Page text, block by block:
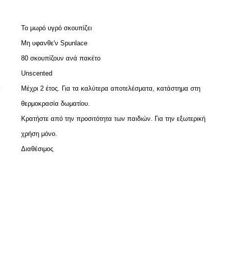
Το μωρό υγρό σκουπίζει
Μη υφανθε'ν Spunlace
80 σκουπίζουν ανά πακέτο
Unscented
Μέχρι 2 έτος. Για τα καλύτερα αποτελέσματα, κατάστημα στη
θερμοκρασία δωματίου.
Κρατήστε από την προσιτότητα των παιδιών. Για την εξωτερική
χρήση μόνο.
Διαθέσιμος